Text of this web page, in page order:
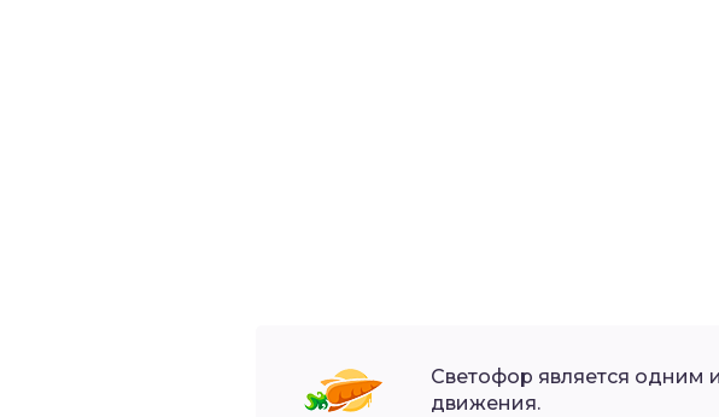
Светофор является одним
движения.